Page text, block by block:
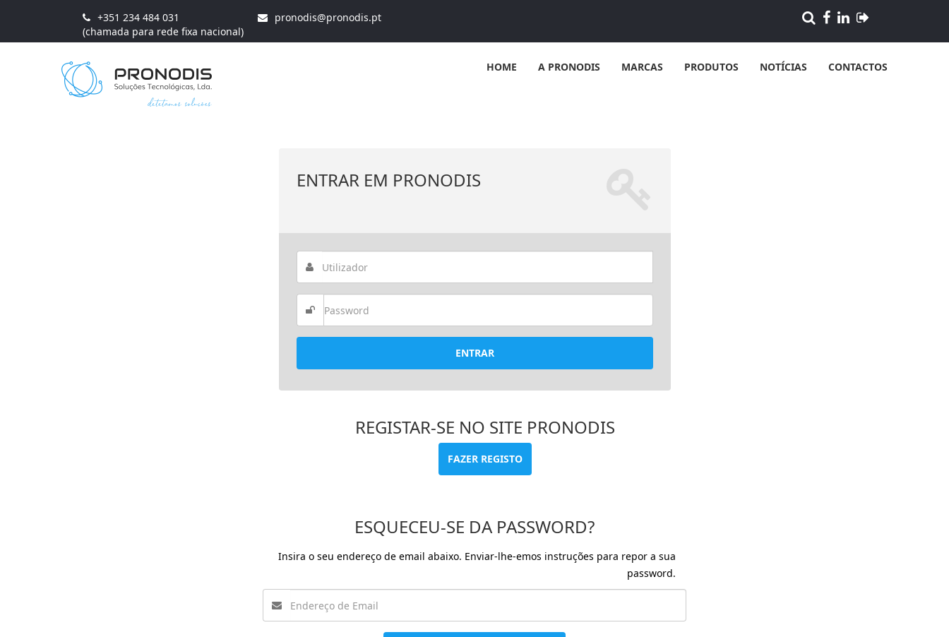
+351 234 484 031
(chamada para rede fixa nacional)
pronodis@pronodis.pt
HOME A PRONODIS MARCAS PRODUTOS NOTÍCIAS CONTACTOS
ENTRAR EM PRONODIS
ENTRAR
REGISTAR-SE NO SITE PRONODIS
FAZER REGISTO
ESQUECEU-SE DA PASSWORD?
Insira o seu endereço de email abaixo. Enviar-lhe-emos instruções para repor a sua
password.